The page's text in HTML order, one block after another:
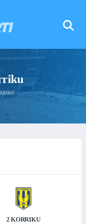
2 KORRIKU